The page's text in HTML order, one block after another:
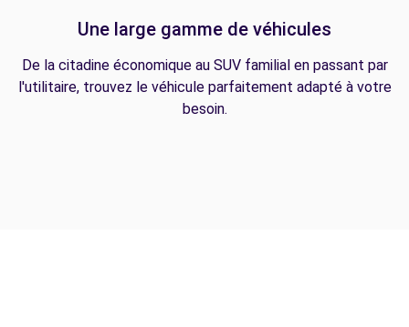
Une large gamme de véhicules
De la citadine économique au SUV familial en passant par
l'utilitaire, trouvez le véhicule parfaitement adapté à votre
besoin.